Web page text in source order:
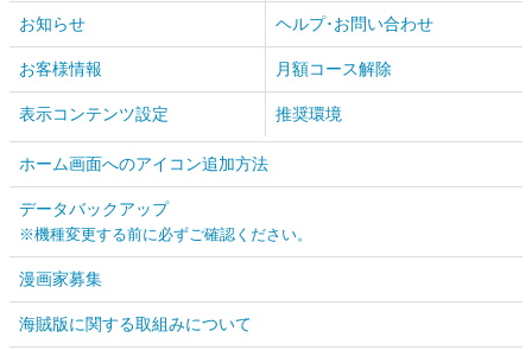
お知らせ ヘルプ･お問い合わせ
お客様情報 月額コース解除
表示コンテンツ設定 推奨環境
ホーム画面へのアイコン追加方法
データバックアップ
※機種変更する前に必ずご確認ください。
漫画家募集
海賊版に関する取組みについて